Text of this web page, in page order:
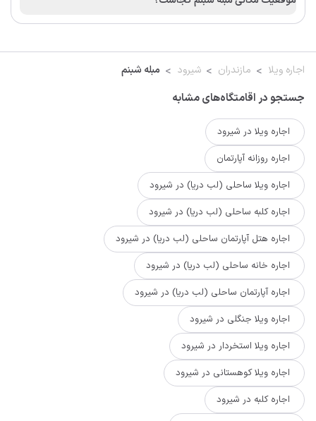
اجاره ویلا مازندران شیرود مبله شبنم
جستجو در اقامتگاه‌های مشابه
اجاره ویلا در شیرود
اجاره روزانه آپارتمان
اجاره ویلا ساحلی (لب دریا) در شیرود
اجاره کلبه ساحلی (لب دریا) در شیرود
اجاره هتل آپارتمان ساحلی (لب دریا) در شیرود
اجاره خانه ساحلی (لب دریا) در شیرود
اجاره آپارتمان ساحلی (لب دریا) در شیرود
اجاره ویلا جنگلی در شیرود
اجاره ویلا استخردار در شیرود
اجاره ویلا کوهستانی در شیرود
اجاره کلبه در شیرود